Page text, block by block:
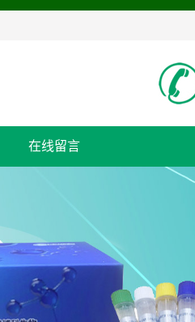
在线留言